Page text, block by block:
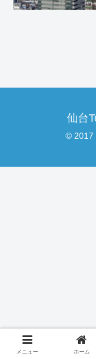
仙台
© 2017
メニュー ホーム